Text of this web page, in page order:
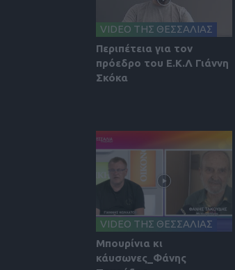
VIDEO ΤΗΣ ΘΕΣΣΑΛΙΑΣ
Περιπέτεια για τον
πρόεδρο του Ε.Κ.Λ Γιάννη
Σκόκα
VIDEO ΤΗΣ ΘΕΣΣΑΛΙΑΣ
Μπουρίνια κι
κάυσωνες_Φάνης